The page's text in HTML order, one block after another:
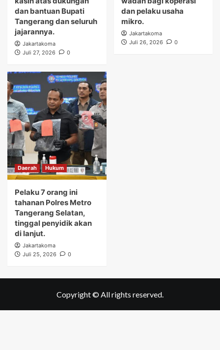
dan bantuan Bupati
Tangerang dan seluruh
jajarannya.
Jakartakoma
Juli 27, 2026
0
dan pelaku usaha
mikro.
Jakartakoma
Juli 26, 2026
0
Daerah Hukum
Pelaku 7 orang ini
tahanan Polres Metro
Tangerang Selatan,
tinggal penyidik akan
di lanjut.
Jakartakoma
Juli 25, 2026
0
Copyright © All rights reserved.